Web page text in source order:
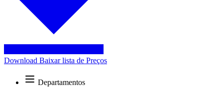
Download Baixar lista de Preços
Departamentos